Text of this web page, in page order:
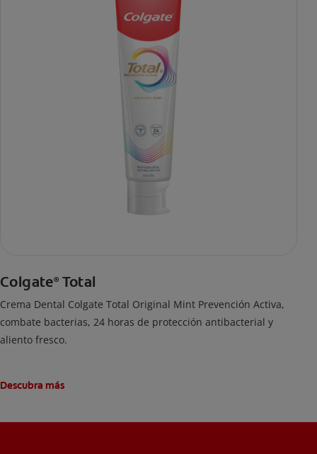
Colgate® Total
Crema Dental Colgate Total Original Mint Prevención Activa,
combate bacterias, 24 horas de protección antibacterial y
aliento fresco.
Descubra más